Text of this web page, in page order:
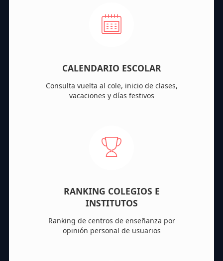
CALENDARIO ESCOLAR
Consulta vuelta al cole, inicio de clases,
vacaciones y días festivos
RANKING COLEGIOS E
INSTITUTOS
Ranking de centros de enseñanza por
opinión personal de usuarios